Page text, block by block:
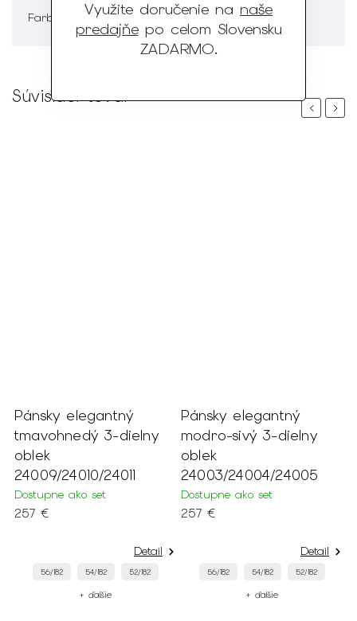
Využite doručenie na naše
predajňepo celom Slovensku
ZADARMO.
Farba Sivá
Súvisiaci tovar
Previous
Pánsky elegantný
tmavohnedý 3-dielny
oblek
24009/24010/24011
Dostupne ako set
257 €
Detail
56/182 54/182 52/182
+ ďalšie
Pánsky elegantný
modro-sivý 3-dielny
oblek
24003/24004/24005
Dostupne ako set
257 €
Detail
56/182 54/182 52/182
+ ďalšie
Next